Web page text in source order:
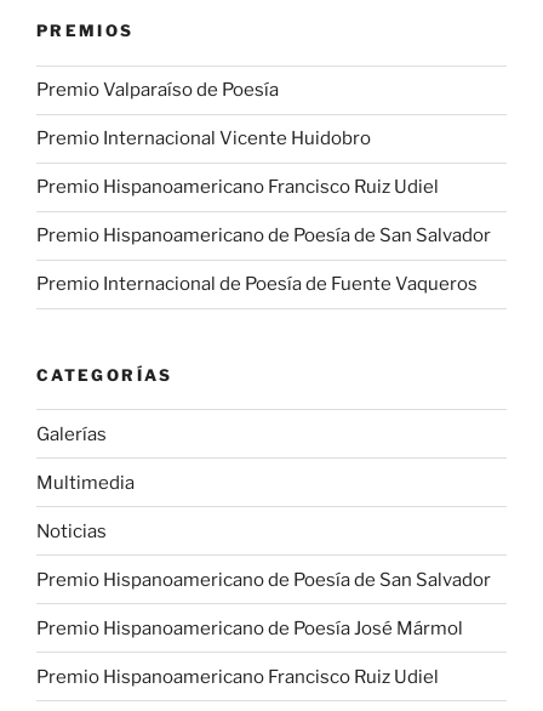
PREMIOS
Premio Valparaíso de Poesía
Premio Internacional Vicente Huidobro
Premio Hispanoamericano Francisco Ruiz Udiel
Premio Hispanoamericano de Poesía de San Salvador
Premio Internacional de Poesía de Fuente Vaqueros
CATEGORÍAS
Galerías
Multimedia
Noticias
Premio Hispanoamericano de Poesía de San Salvador
Premio Hispanoamericano de Poesía José Mármol
Premio Hispanoamericano Francisco Ruiz Udiel